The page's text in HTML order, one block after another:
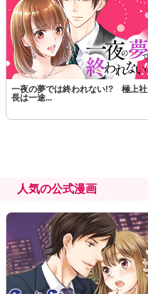
この話を読む
一夜の夢では終われない!? 極上社
長は一途...
人気の公式漫画